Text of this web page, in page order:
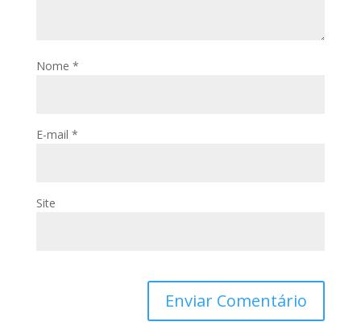
Nome *
E-mail *
Site